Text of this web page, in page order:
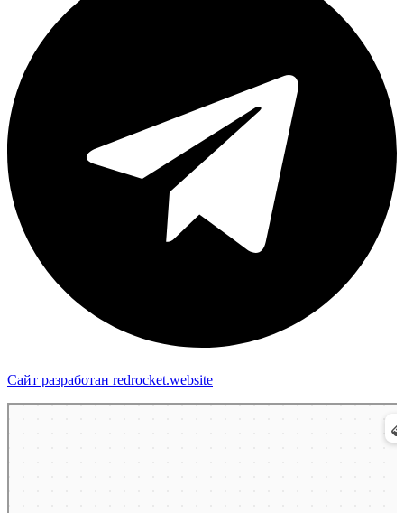
Сайт разработан redrocket.website
Пермь